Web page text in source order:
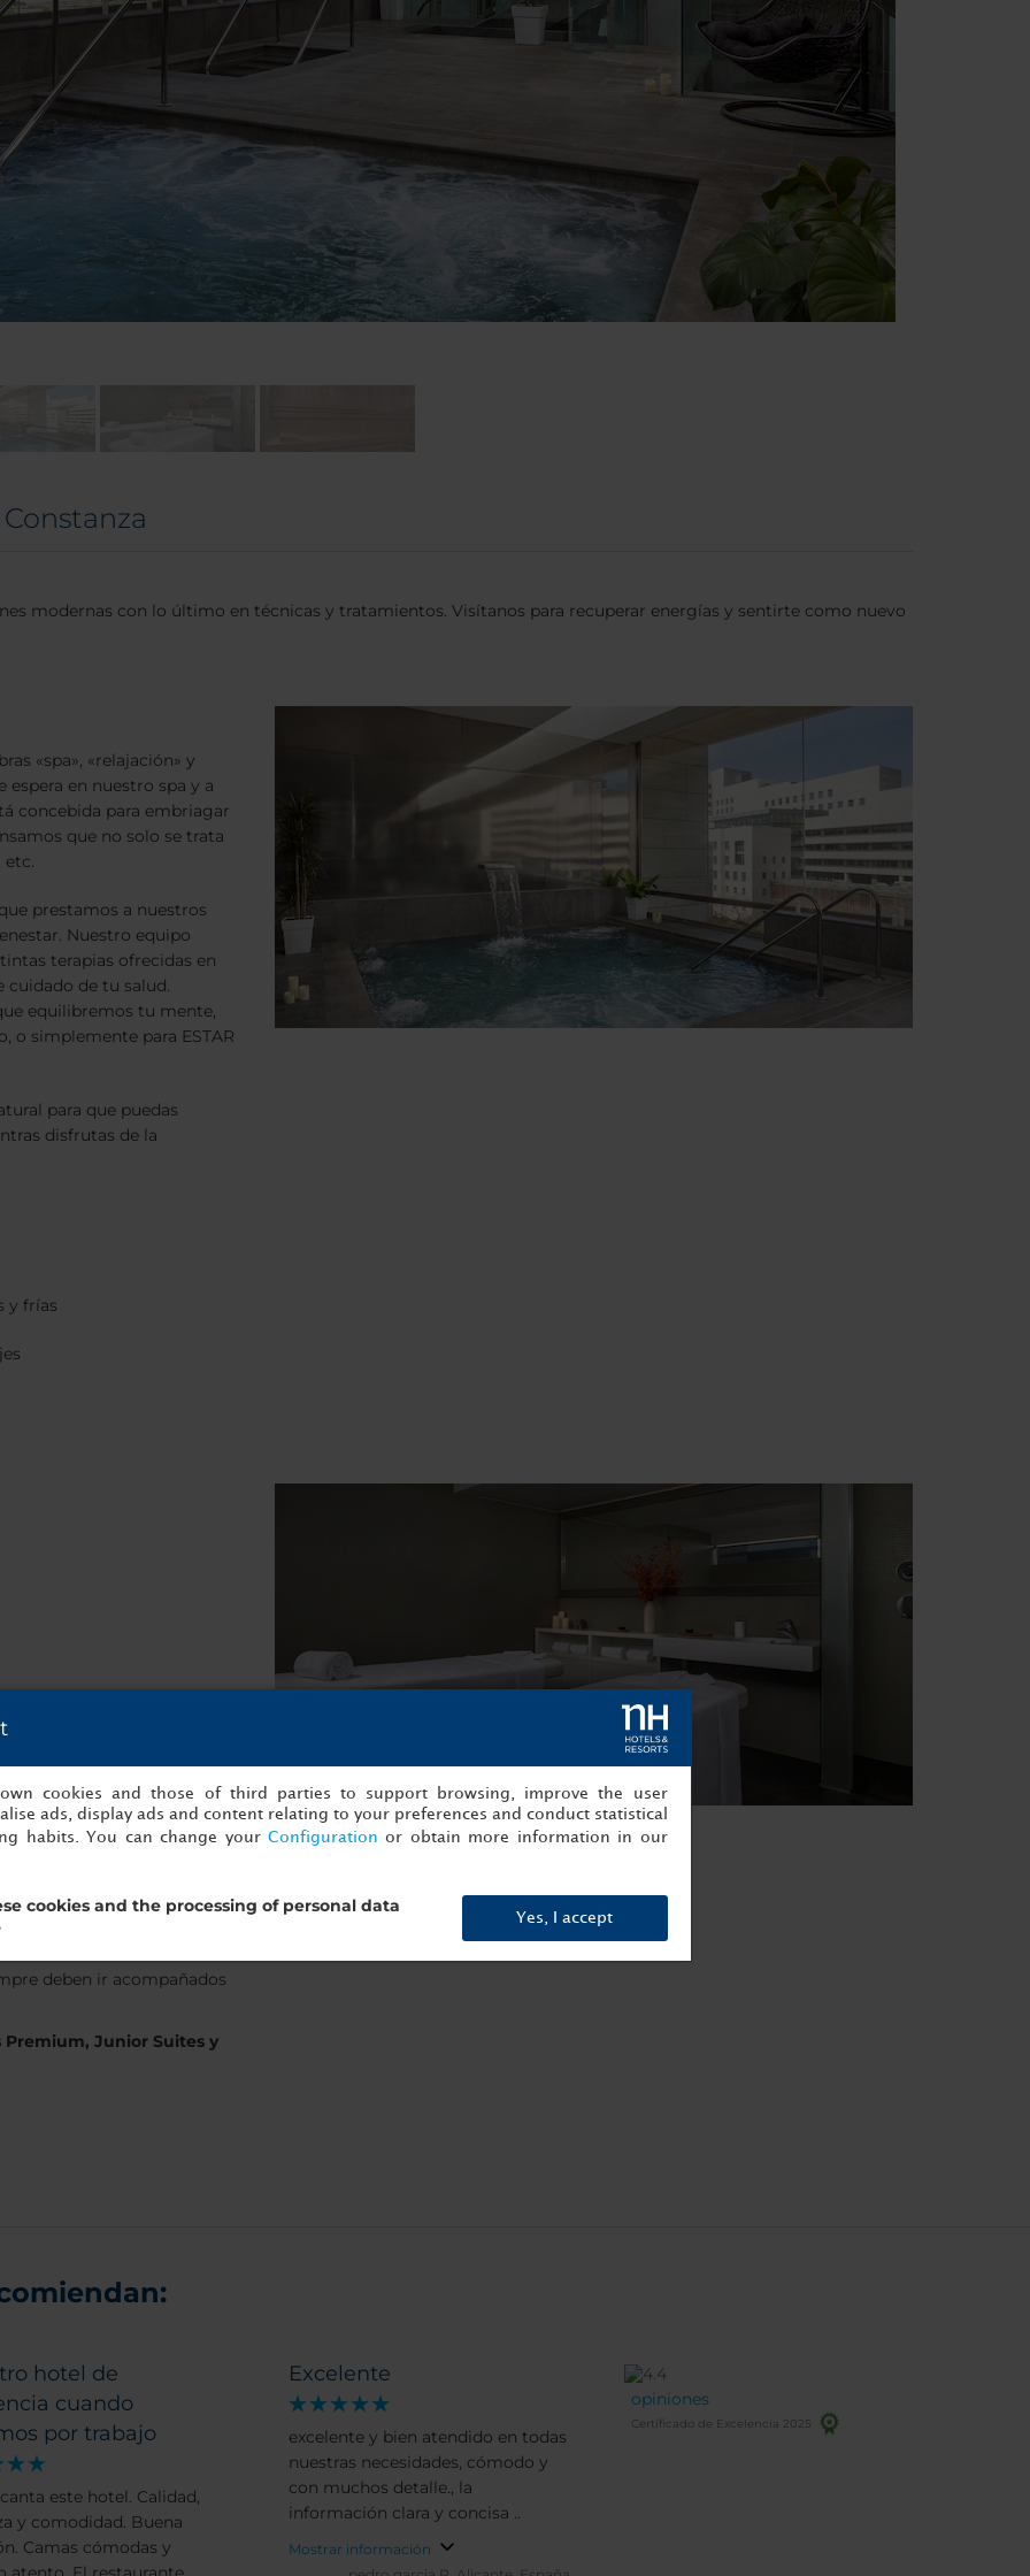
modernas con lo último en técnicas y tratamientos. Visítanos para recuperar energías y sentirte como nuevo
«spa», «relajación» y
espera en nuestro spa y a
concebida para embriagar
que no solo se trata
etc.
prestamos a nuestros
Nuestro equipo
terapias ofrecidas en
cuidado de tu salud.
equilibremos tu mente,
o simplemente para ESTAR
para que puedas
disfrutas de la
y frías
y clientes externos.
deben ir acompañados
Junior Suites y
hotel de
cuando
por trabajo
este hotel. Calidad,
y comodidad. Buena
Camas cómodas y
Excelente
excelente y bien atendido en todas
nuestras necesidades, cómodo y
con muchos detalle., la
información clara y concisa ..
Mostrar información
opiniones
Certificado de Excelencia 2025
cookies and those of third parties to support browsing, improve the user
ads, display ads and content relating to your preferences and conduct statistical
habits. You can change your Configuration or obtain more information in our
cookies and the processing of personal data
Yes, I accept